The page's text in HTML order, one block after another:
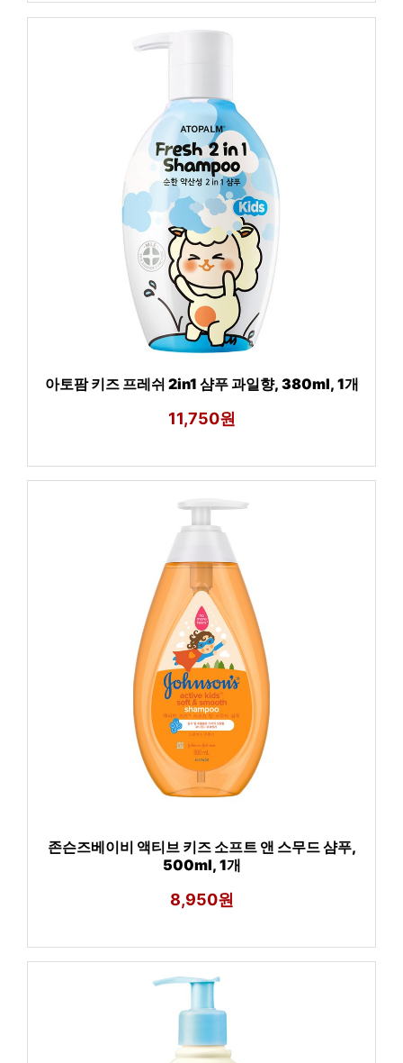
아토팜 키즈 프레쉬 2in1 샴푸 과일향, 380ml, 1개
11,750원
존슨즈베이비 액티브 키즈 소프트 앤 스무드 샴푸,
500ml, 1개
8,950원